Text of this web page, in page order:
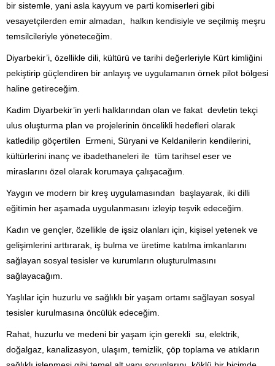
bir sistemle, yani asla kayyum ve parti komiserleri gibi
vesayetçilerden emir almadan, halkın kendisiyle ve seçilmiş meşru
temsilcileriyle yöneteceğim.
Diyarbekir’i, özellikle dili, kültürü ve tarihi değerleriyle Kürt kimliğini
pekiştirip güçlendiren bir anlayış ve uygulamanın örnek pilot bölgesi
haline getireceğim.
Kadim Diyarbekir’in yerli halklarından olan ve fakat devletin tekçi
ulus oluşturma plan ve projelerinin öncelikli hedefleri olarak
katledilip göçertilen Ermeni, Süryani ve Keldanilerin kendilerini,
kültürlerini inanç ve ibadethaneleri ile tüm tarihsel eser ve
miraslarını özel olarak korumaya çalışacağım.
Yaygın ve modern bir kreş uygulamasından başlayarak, iki dilli
eğitimin her aşamada uygulanmasını izleyip teşvik edeceğim.
Kadın ve gençler, özellikle de işsiz olanları için, kişisel yetenek ve
gelişimlerini arttırarak, iş bulma ve üretime katılma imkanlarını
sağlayan sosyal tesisler ve kurumların oluşturulmasını
sağlayacağım.
Yaşlılar için huzurlu ve sağlıklı bir yaşam ortamı sağlayan sosyal
tesisler kurulmasına öncülük edeceğim.
Rahat, huzurlu ve medeni bir yaşam için gerekli su, elektrik,
doğalgaz, kanalizasyon, ulaşım, temizlik, çöp toplama ve atıkların